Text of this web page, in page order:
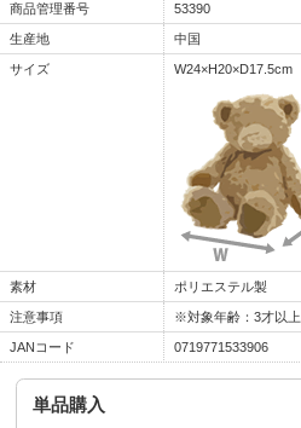
商品管理番号 53390
生産地 中国
サイズ W24×H20×D17.5cm
素材 ポリエステル製
注意事項 ※対象年齢：3才以上
JANコード 0719771533906
単品購入